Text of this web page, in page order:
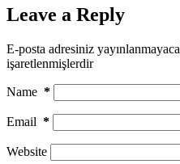
Leave a Reply
E-posta adresiniz
işaretlenmişlerdir
Name *
Email *
Website